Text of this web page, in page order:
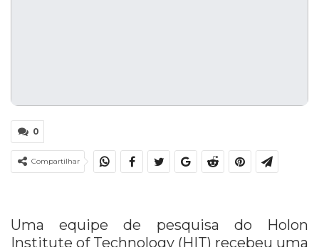
0
Compartilhar
Uma equipe de pesquisa do Holon
Institute of Technology (HIT) recebeu uma